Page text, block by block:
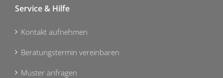
Service & Hilfe
Kontakt aufnehmen
Beratungstermin vereinbaren
Muster anfragen